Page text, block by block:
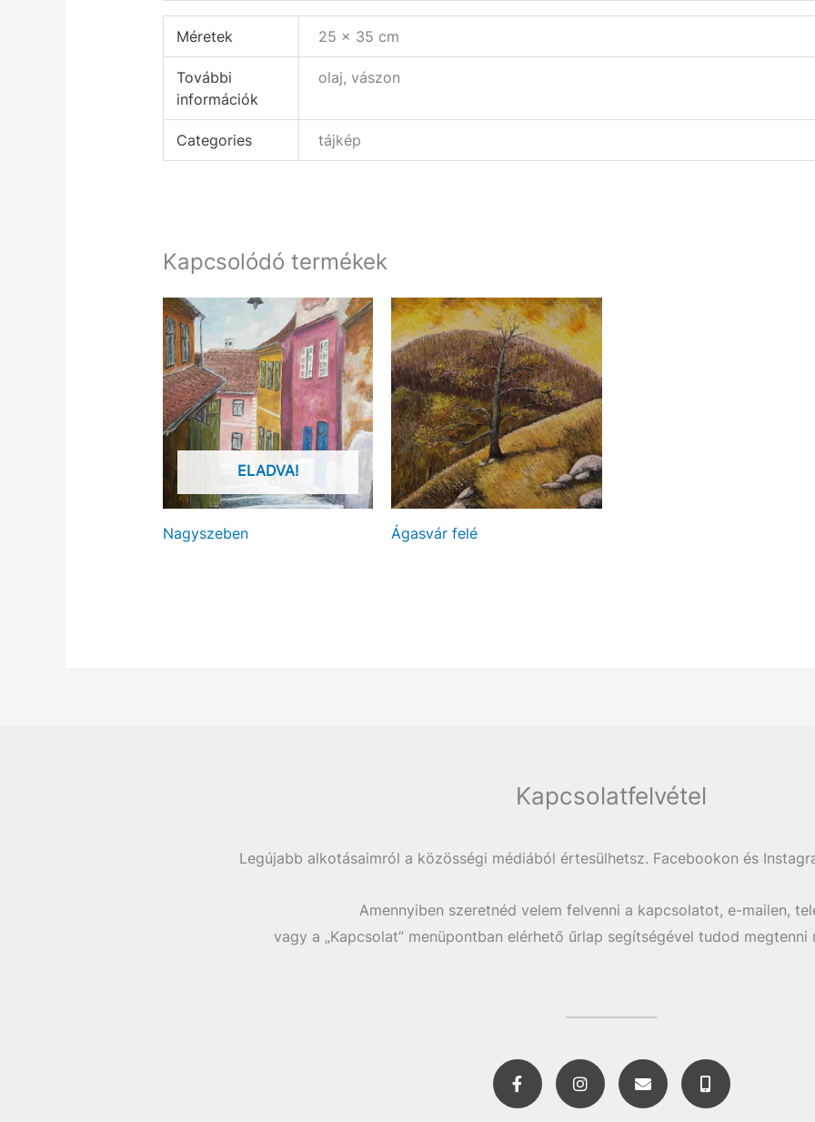
Méretek 25 × 35 cm
További
információk
olaj, vászon
Categories tájkép
Kapcsolódó termékek
ELADVA!
Nagyszeben Ágasvár felé
Kapcsolatfelvétel
Legújabb alkotásaimról a közösségi médiából értesülhetsz. Facebookon és
Amennyiben szeretnéd velem felvenni a kapcsolatot, e-mailen,
vagy a „Kapcsolat” menüpontban elérhető űrlap segítségével tudod megtenni
F
a
c
I
n
E
n
M
o